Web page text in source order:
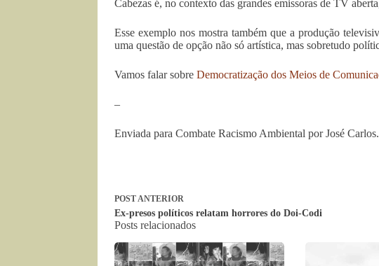
Cabezas é, no contexto das grandes emissoras de TV
Esse exemplo nos mostra também que a produção
uma questão de opção não só artística, mas sobretudo
Vamos falar sobre Democratização dos Meios de
–
Enviada para Combate Racismo Ambiental por José Carlos.
POSTANTERIOR
Ex-presos políticos relatam horrores do Doi-Codi
Posts relacionados